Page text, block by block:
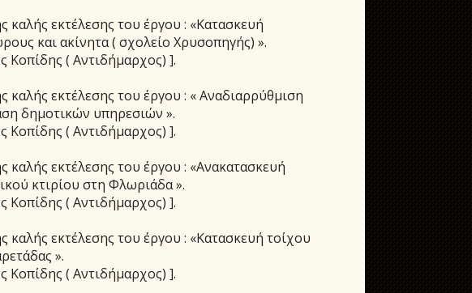
καλής εκτέλεσης του έργου : «Κατασκευή
και ακίνητα ( σχολείο Χρυσοπηγής) ».
Κοπίδης ( Αντιδήμαρχος) ].
καλής εκτέλεσης του έργου : « Αναδιαρρύθμιση
δημοτικών υπηρεσιών ».
Κοπίδης ( Αντιδήμαρχος) ].
καλής εκτέλεσης του έργου : «Ανακατασκευή
κτιρίου στη Φλωριάδα ».
Κοπίδης ( Αντιδήμαρχος) ].
καλής εκτέλεσης του έργου : «Κατασκευή τοίχου
».
Κοπίδης ( Αντιδήμαρχος) ].